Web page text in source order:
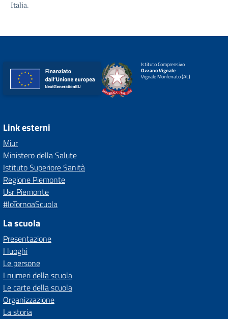
Italia.
Istituto Comprensivo
Ozzano Vignale
Vignale Monferrato (AL)
Link esterni
Miur
Ministero della Salute
Istituto Superiore Sanità
Regione Piemonte
Usr Piemonte
#IoTornoaScuola
La scuola
Presentazione
I luoghi
Le persone
I numeri della scuola
Le carte della scuola
Organizzazione
La storia